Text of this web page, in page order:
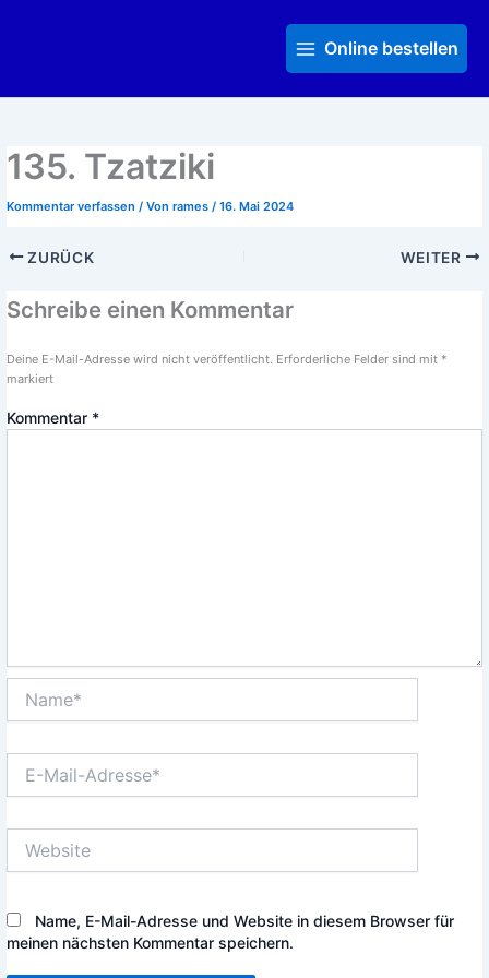
MenuOnline bestellen
135. Tzatziki
Kommentar verfassen / Von rames / 16. Mai 2024
ZURÜCK WEITER
Schreibe einen Kommentar
Deine E-Mail-Adresse wird nicht veröffentlicht. Erforderliche Felder sind mit *
markiert
Kommentar *
Mail-
Name, E-Mail-Adresse und Website in diesem Browser für
meinen nächsten Kommentar speichern.